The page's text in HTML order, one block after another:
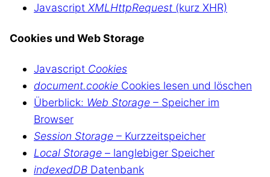
Javascript XMLHttpRequest (kurz XHR)
Cookies und Web Storage
Javascript Cookies
document.cookie Cookies lesen und löschen
Überblick: Web Storage – Speicher im
Browser
Session Storage – Kurzzeitspeicher
Local Storage – langlebiger Speicher
indexedDB Datenbank